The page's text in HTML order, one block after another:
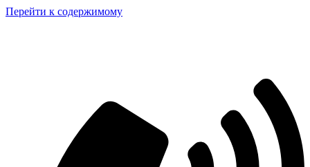
Перейти к содержимому